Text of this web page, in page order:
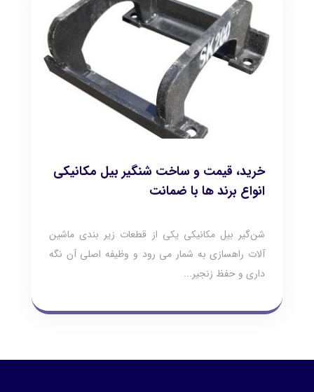
خرید، قیمت و ساخت شنگیر بیل مکانیکی
انواع برند ها با ضمانت
شن‌گیر بیل مکانیکی یکی از قطعات زیر بندی ماشین
آلات راهسازی به شمار می رود و وظیفه اصلی آن نگه
داری و حفظ زنجیر...